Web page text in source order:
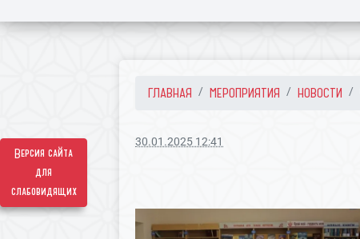
Версия сайта
для
слабовидящих
ГЛАВНАЯ МЕРОПРИЯТИЯ НОВОСТИ
30.01.2025 12:41